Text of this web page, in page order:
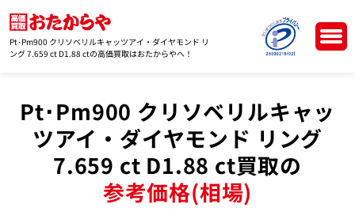
Pt･Pm900 クリソベリルキャッツアイ・ダイヤモンド リ
ング 7.659 ct D1.88 ctの高価買取はおたからやへ！
Pt･Pm900 クリソベリルキャッ
ツアイ・ダイヤモンド リング
7.659 ct D1.88 ct買取の
参考価格(相場)